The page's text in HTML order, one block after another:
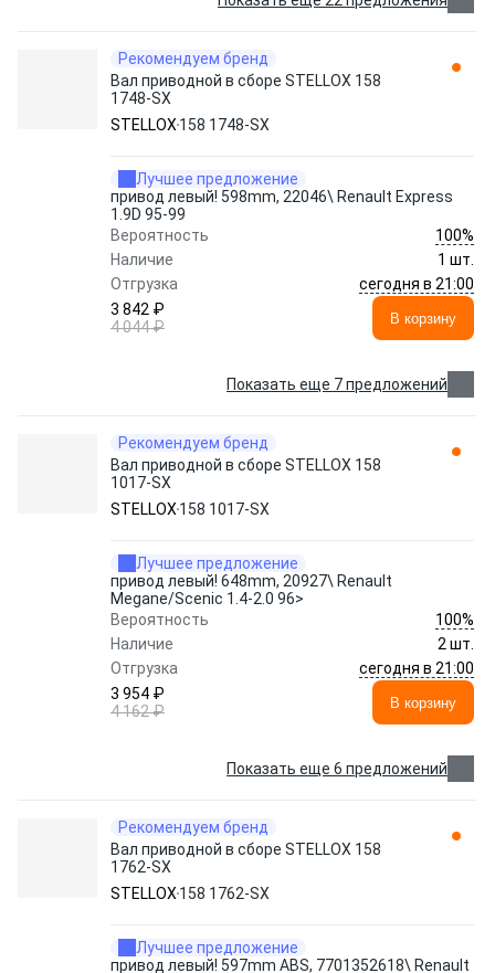
Рекомендуем бренд
Вал приводной в сборе STELLOX 158
1748-SX
STELLOX 158 1748-SX
Лучшее предложение
привод левый! 598mm, 22046\ Renault Express
1.9D 95-99
Вероятность
100%
Наличие
1 шт.
Отгрузка
сегодня в 21:00
3 842 ₽
4 044 ₽
В корзину
Показать еще 7 предложений
Рекомендуем бренд
Вал приводной в сборе STELLOX 158
1017-SX
STELLOX 158 1017-SX
Лучшее предложение
привод левый! 648mm, 20927\ Renault
Megane/Scenic 1.4-2.0 96>
Вероятность
100%
Наличие
2 шт.
Отгрузка
сегодня в 21:00
3 954 ₽
4 162 ₽
В корзину
Показать еще 6 предложений
Рекомендуем бренд
Вал приводной в сборе STELLOX 158
1762-SX
STELLOX 158 1762-SX
Лучшее предложение
привод левый! 597mm ABS, 7701352618\ Renault